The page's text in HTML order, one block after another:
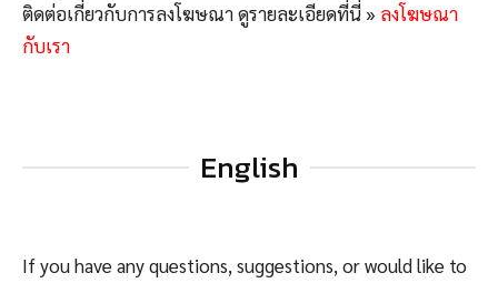
ติดต่อเกี่ยวกับการลงโฆษณา ดูรายละเอียดที่นี่ » ลงโฆษณา
กับเรา
English
If you have any questions, suggestions, or would like to